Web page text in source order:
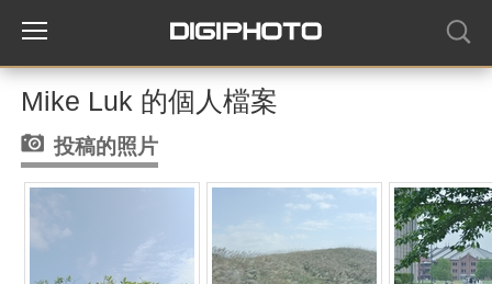
Mike Luk 的個人檔案
投稿的照片